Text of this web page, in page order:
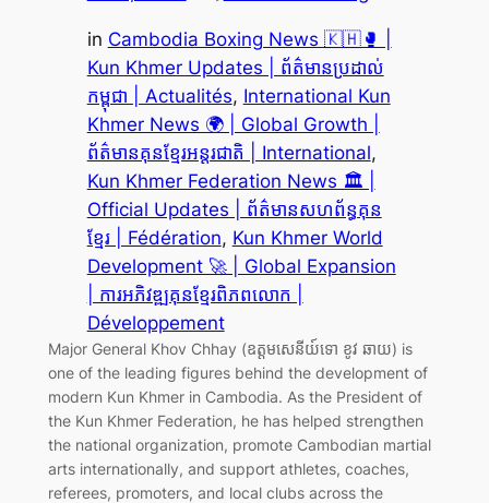
in Cambodia Boxing News 🇰🇭🥊 |
Kun Khmer Updates | ព័ត៌មានប្រដាល់
កម្ពុជា | Actualités, International Kun
Khmer News 🌍 | Global Growth |
ព័ត៌មានគុនខ្មែរអន្តរជាតិ | International
Kun Khmer Federation News 🏛️ |
Official Updates | ព័ត៌មានសហព័ន្ធគុន
ខ្មែរ | Fédération, Kun Khmer World
Development 🚀 | Global Expansion
| ការអភិវឌ្ឍគុនខ្មែរពិភពលោក |
Développement
Major General Khov Chhay (ឧត្តមសេនីយ៍ទោ ខូវ ឆាយ) is
one of the leading figures behind the development of
modern Kun Khmer in Cambodia. As the President of
the Kun Khmer Federation, he has helped strengthen
the national organization, promote Cambodian martial
arts internationally, and support athletes, coaches,
referees, promoters, and local clubs across the